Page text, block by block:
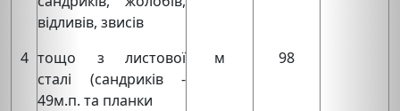
4
відливів, звисів
тощо з листової
сталі (сандриків -
49м.п. та планки
м 98